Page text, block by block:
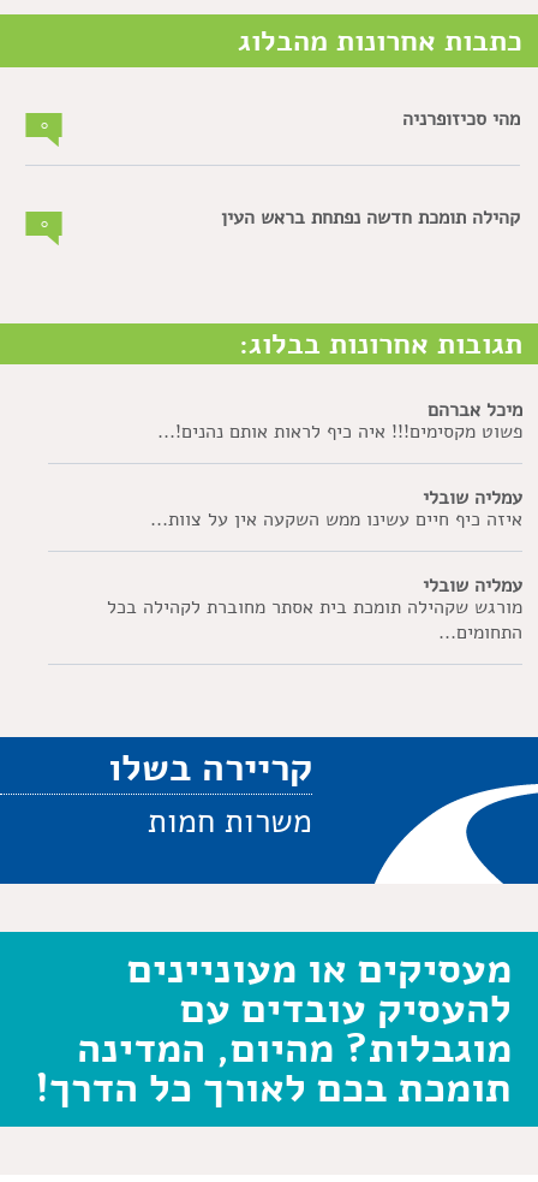
כתבות אחרונות מהבלוג
מהי סכיזופרניה
קהילה תומכת חדשה נפתחת בראש העין
תגובות אחרונות בבלוג:
מיכל אברהם
פשוט מקסימים!!! איה כיף לראות אותם נהנים!...
עמליה שובלי
איזה כיף חיים עשינו ממש השקעה אין על צוות...
עמליה שובלי
מורגש שקהילה תומכת בית אסתר מחוברת לקהילה בכל
התחומים...
קריירה בשלו
משרות חמות
מעסיקים או מעוניינים
להעסיק עובדים עם
מוגבלות? מהיום, המדינה
תומכת בכם לאורך כל הדרך!